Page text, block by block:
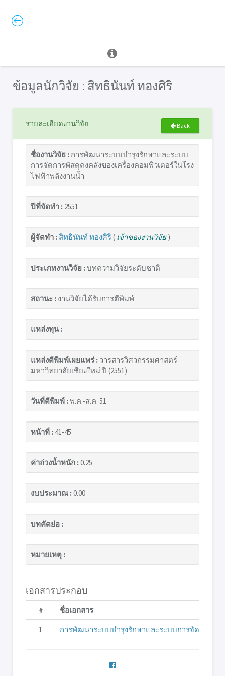
ข้อมูลนักวิจัย : สิทธินันท์ ทองศิริ
รายละเอียดงานวิจัย Back
ชื่องานวิจัย : การพัฒนาระบบบำรุงรักษาและระบบ
การจัดการพัสดุคงคลังของเครื่องคอมพิวเตอร์ในโรง
ไฟฟ้าพลังงานน้ำ
ปีที่จัดทำ : 2551
ผู้จัดทำ : สิทธินันท์ ทองศิริ( เจ้าของงานวิจัย)
ประเภทงานวิจัย :บทความวิจัยระดับชาติ
สถานะ : งานวิจัยได้รับการตีพิมพ์
แหล่งทุน :
แหล่งตีพิมพ์เผยแพร่ : วารสารวิศวกรรมศาสตร์
มหาวิทยาลัยเชียงใหม่ ปี (2551)
วันที่ตีพิมพ์ :พ.ค.-ส.ค. 51
หน้าที่ : 41-45
ค่าถ่วงน้ำหนัก :0.25
งบประมาณ :0.00
บทคัดย่อ :
หมายเหตุ :
เอกสารประกอบ
# ชื่อเอกสาร
1 การพัฒนาระบบบำรุงรักษาและระบบการจัดการพัส